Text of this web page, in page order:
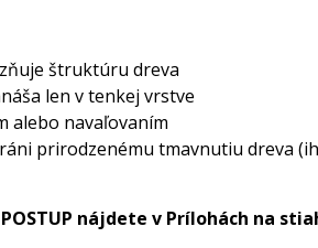
štruktúru dreva
len v tenkej vrstve
alebo navaľovaním
prirodzenému tmavnutiu dreva
POSTUP nájdete v Prílohách na